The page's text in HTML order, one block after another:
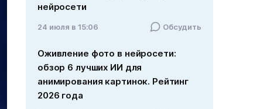
нейросети
24 июля в 15:06 Обсудить
Оживление фото в нейросети:
обзор 6 лучших ИИ для
анимирования картинок. Рейтинг
2026 года